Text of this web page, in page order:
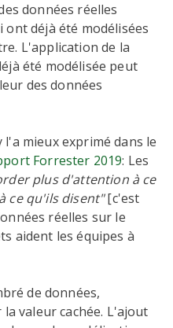
données réelles
déjà été modélisées
L'application de la
été modélisée peut
des données
l'a mieux exprimé dans le
Forrester 2019: Les
plus d'attention à ce
ce qu'ils disent"[c'est
réelles sur le
aident les équipes à
de données,
valeur cachée. L'ajout